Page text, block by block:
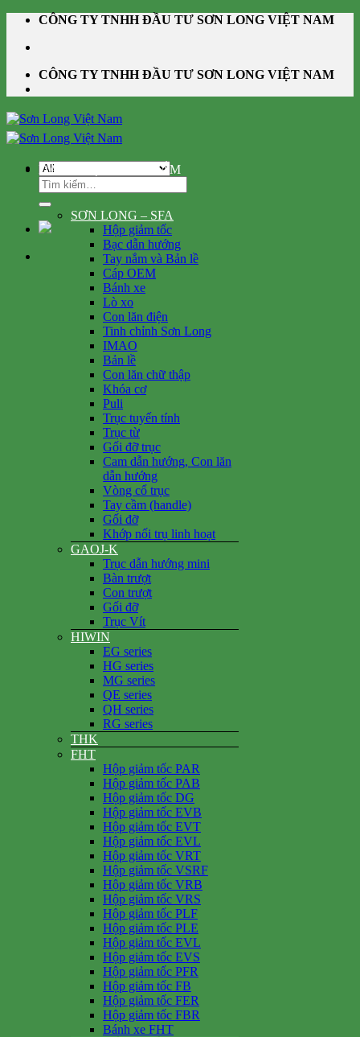
Skip
content
CÔNG TY TNHH ĐẦU TƯ SƠN LONG VIỆT NAM
CÔNG TY TNHH ĐẦU TƯ SƠN LONG VIỆT NAM
Tìm
kiếm:
DANH MỤC SẢN PHẨM
SƠN LONG – SFA
Hộp giảm tốc
Bạc dẫn hướng
Tay nắm và Bản lề
Cáp OEM
Bánh xe
Lò xo
Con lăn điện
Tinh chỉnh Sơn Long
IMAO
Bản lề
Con lăn chữ thập
Khóa cơ
Puli
Trục tuyến tính
Trục từ
Gối đỡ trục
Cam dẫn hướng, Con lăn
dẫn hướng
Vòng cổ trục
Tay cầm (handle)
Gối đỡ
Khớp nối trụ linh hoạt
GAOJ-K
Trục dẫn hướng mini
Bàn trượt
Con trượt
Gối đỡ
Trục Vít
HIWIN
EG series
HG series
MG series
QE series
QH series
RG series
THK
FHT
Hộp giảm tốc PAR
Hộp giảm tốc PAB
Hộp giảm tốc DG
Hộp giảm tốc EVB
Hộp giảm tốc EVT
Hộp giảm tốc EVL
Hộp giảm tốc VRT
Hộp giảm tốc VSRF
Hộp giảm tốc VRB
Hộp giảm tốc VRS
Hộp giảm tốc PLF
Hộp giảm tốc PLE
Hộp giảm tốc EVL
Hộp giảm tốc EVS
Hộp giảm tốc PFR
Hộp giảm tốc FB
Hộp giảm tốc FER
Hộp giảm tốc FBR
Bánh xe FHT